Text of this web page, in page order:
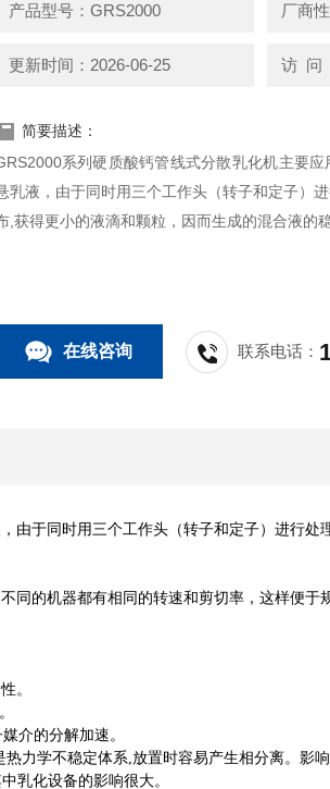
产品型号：GRS2000 厂商
更新时间：2026-06-25 访 问
简要描述：
系列硬质酸钙管线式分散乳化机主要
乳液，由于同时用三个工作头（转子和定子）
,获得更小的液滴和颗粒，因而生成的混合液的稳
在线咨询 联系电话：
由于同时用三个工作头（转子和定子）进行处
同的机器都有相同的转速和剪切率，这样便于
。
介的分解加速。
力学不稳定体系,放置时容易产生相分离。影
乳化设备的影响很大。